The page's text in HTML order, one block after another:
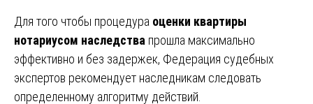
Для того чтобы процедура оценки квартиры
нотариусом наследства прошла максимально
эффективно и без задержек, Федерация судебных
экспертов рекомендует наследникам следовать
определенному алгоритму действий.